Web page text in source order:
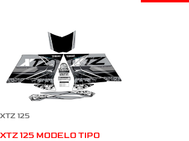
XTZ 125
XTZ 125 MODELO TIPO